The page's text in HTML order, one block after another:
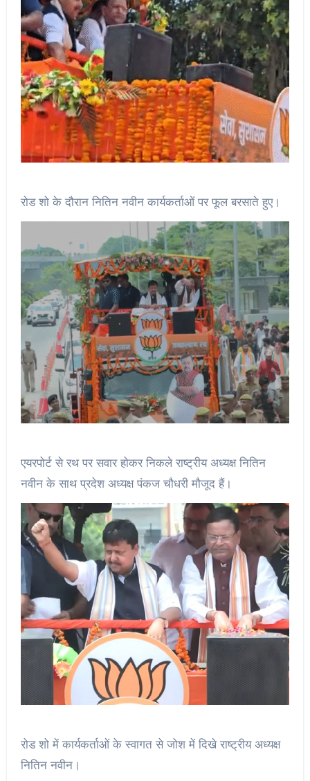
रोड शो के दौरान नितिन नवीन कार्यकर्ताओं पर फूल बरसाते हुए।
एयरपोर्ट से रथ पर सवार होकर निकले राष्ट्रीय अध्यक्ष नितिन
नवीन के साथ प्रदेश अध्यक्ष पंकज चौधरी मौजूद हैं।
रोड शो में कार्यकर्ताओं के स्वागत से जोश में दिखे राष्ट्रीय अध्यक्ष
नितिन नवीन।